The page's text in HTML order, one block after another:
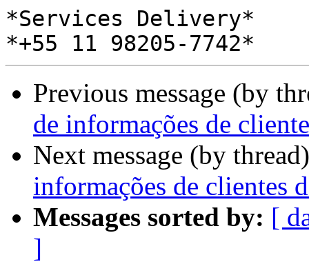
*Services Delivery*
Previous message (by
de informações de
Next message (by
informações de clientes
Messages sorted by: [
]